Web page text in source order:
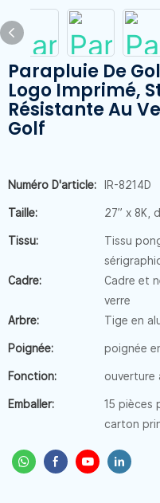
Parapluie De
Logo Imprimé,
Résistante Au
Golf
Numéro D'article: IR-8214D
Taille: 27” x 8K,
Tissu:
Tissu
Cadre:
Cadre et
verre
Arbre:
Tige en
Poignée: poignée
Fonction: ouverture
Emballer:
15 pièces
carton